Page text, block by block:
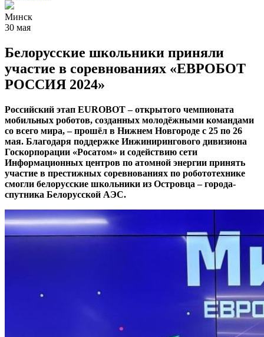
Минск
30 мая
Белорусские школьники приняли
участие в соревнованиях «ЕВРОБОТ
РОССИЯ 2024»
Российский этап EUROBOT – открытого чемпионата
мобильных роботов, созданных молодёжными командами
со всего мира, – прошёл в Нижнем Новгороде с 25 по 26
мая. Благодаря поддержке Инжинирингового дивизиона
Госкорпорации «Росатом» и содействию сети
Информационных центров по атомной энергии принять
участие в престижных соревнованиях по робототехнике
смогли белорусские школьники из Островца – города-
спутника Белорусской АЭС.